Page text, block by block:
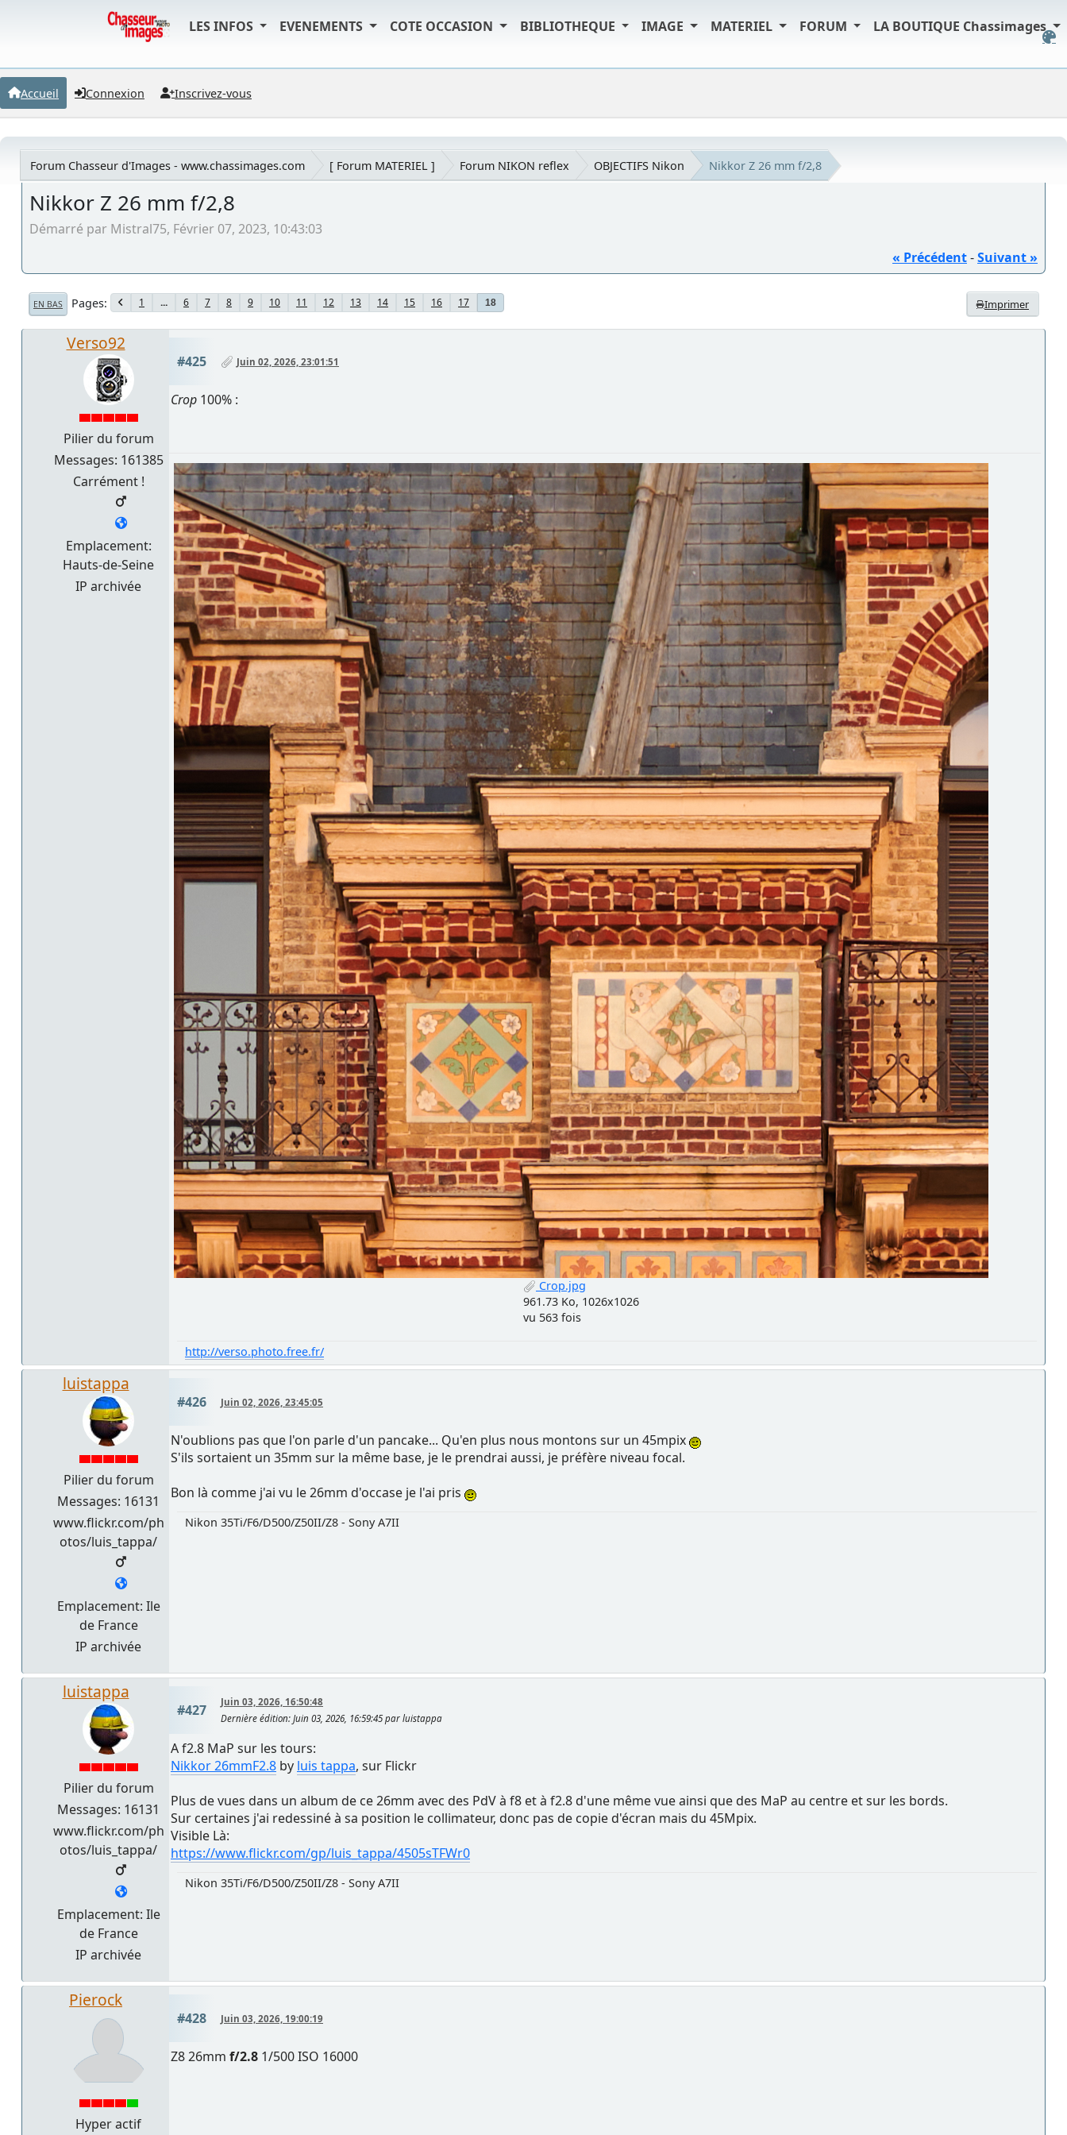
LES INFOS EVENEMENTS COTE OCCASION BIBLIOTHEQUE IMAGE MATERIEL FORUM LA BOUTIQUE Chassimages
Accueil Connexion Inscrivez-vous
Forum Chasseur d'Images - www.chassimages.com [ Forum MATERIEL ] Forum NIKON reflex OBJECTIFS Nikon Nikkor Z 26 mm f/2,8
Nikkor Z 26 mm f/2,8
Démarré par Mistral75, Février 07, 2023, 10:43:03
« Précédent-Suivant »
Imprimer
EN BAS Pages 1 ... 6 7 8 9 10 11 12 13 14 15 16 17 18
Verso92
Pilier du forum
Messages: 161385
Carrément !
Emplacement:
Hauts-de-Seine
IP archivée
#425 Juin 02, 2026, 23:01:51
Crop 100% :
Crop.jpg
961.73 Ko, 1026x1026
vu 563 fois
http://verso.photo.free.fr/
luistappa
Pilier du forum
Messages: 16131
www.flickr.com/ph
otos/luis_tappa/
Emplacement: Ile
de France
IP archivée
#426 Juin 02, 2026, 23:45:05
N'oublions pas que l'on parle d'un pancake... Qu'en plus nous montons sur un 45mpix
S'ils sortaient un 35mm sur la même base, je le prendrai aussi, je préfère niveau focal.
Bon là comme j'ai vu le 26mm d'occase je l'ai pris
Nikon 35Ti/F6/D500/Z50II/Z8 - Sony A7II
luistappa
Pilier du forum
Messages: 16131
www.flickr.com/ph
otos/luis_tappa/
Emplacement: Ile
de France
IP archivée
#427
Juin 03, 2026, 16:50:48
Dernière édition: Juin 03, 2026, 16:59:45 par luistappa
A f2.8 MaP sur les tours:
Nikkor 26mmF2.8 by luis tappa, sur Flickr
Plus de vues dans un album de ce 26mm avec des PdV à f8 et à f2.8 d'une même vue ainsi que des MaP au centre et sur les bords.
Sur certaines j'ai redessiné à sa position le collimateur, donc pas de copie d'écran mais du 45Mpix.
Visible Là:
https://www.flickr.com/gp/luis_tappa/4505sTFWr0
Nikon 35Ti/F6/D500/Z50II/Z8 - Sony A7II
Pierock
Hyper actif
#428 Juin 03, 2026, 19:00:19
Z8 26mm f/2.8 1/500 ISO 16000